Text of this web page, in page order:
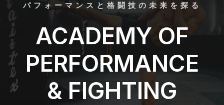
パフォーマンスと格闘技の未来を探る
ACADEMY OF
PERFORMANCE
& FIGHTING